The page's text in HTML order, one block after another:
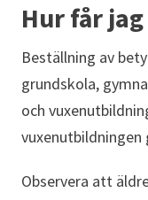
Hur får
Beställning av
grundskola,
och
vuxenutbildningen
Observera att